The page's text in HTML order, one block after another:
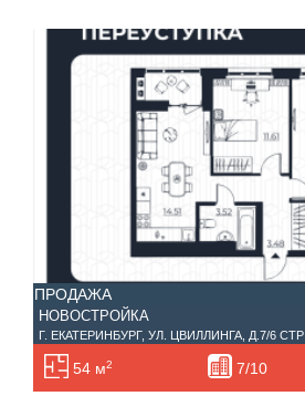
ПРОДАЖА
НОВОСТРОЙКА
Г. ЕКАТЕРИНБУРГ, УЛ. ЦВИЛЛИНГА, Д.7/6 СТР
54 м2 7/10